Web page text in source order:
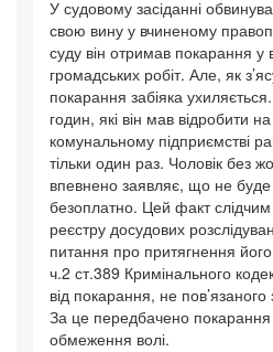
У судовому засіданні
свою вину у вчиненому
суду він отримав покарання у
громадських робіт. Але, як
покарання забіяка
годин, які він мав відробити
комунальному підприємстві
тільки один раз. Чоловік без
впевнено заявляє, що не
безоплатно. Цей факт
реєстру досудових
питання про притягнення його
ч.2 ст.389 Кримінального
від покарання, не
За це передбачено
обмеження волі.